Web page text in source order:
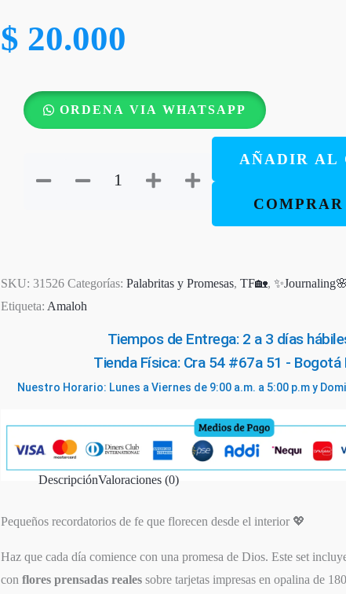
$ 20.000
ORDENA VIA WHATSAPP
7
Promesas
Flores
AÑADIR AL
SKU:31526 Categorías:Palabritas y Promesas,TF🏡,✨Journaling🌸
Etiqueta: Amaloh
Tiempos de Entrega: 2 a 3 días
Tienda Física: Cra 54 #67a 51 - Bogotá
Nuestro Horario: Lunes a Viernes de 9:00 a.m. a 5:00 p.m y
DescripciónValoraciones (0)
Pequeños recordatorios de fe que florecen desde el interior 💖
Haz que cada día comience con una promesa de Dios. Este set
conflores prensadas reales sobre tarjetas impresas en opalina de